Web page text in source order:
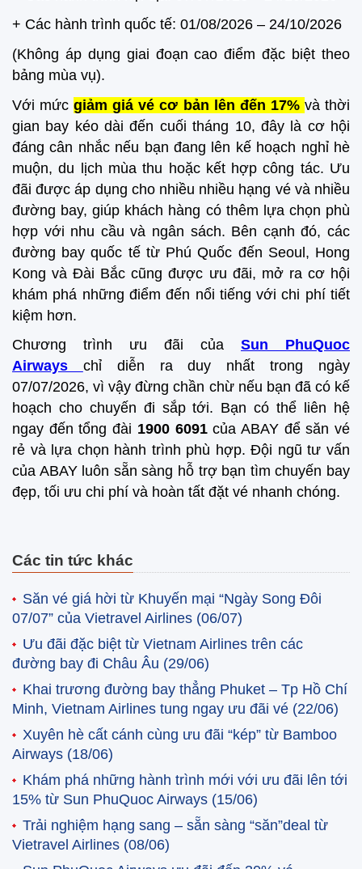
+ Các hành trình quốc tế: 01/08/2026 – 24/10/2026
(Không áp dụng giai đoạn cao điểm đặc biệt theo
bảng mùa vụ).
Với mứcgiảm giá vé cơ bản lên đến 17% và thời
gian bay kéo dài đến cuối tháng 10, đây là cơ hội
đáng cân nhắc nếu bạn đang lên kế hoạch nghỉ hè
muộn, du lịch mùa thu hoặc kết hợp công tác. Ưu
đãi được áp dụng cho nhiều nhiều hạng vé và nhiều
đường bay, giúp khách hàng có thêm lựa chọn phù
hợp với nhu cầu và ngân sách. Bên cạnh đó, các
đường bay quốc tế từ Phú Quốc đến Seoul, Hong
Kong và Đài Bắc cũng được ưu đãi, mở ra cơ hội
khám phá những điểm đến nổi tiếng với chi phí tiết
kiệm hơn.
Chương trình ưu đãi của Sun PhuQuoc
Airways
chỉ diễn ra duy nhất trong ngày
07/07/2026, vì vậy đừng chần chừ nếu bạn đã có kế
hoạch cho chuyến đi sắp tới. Bạn có thể liên hệ
ngay đến tổng đài 1900 6091của ABAY để săn vé
rẻ và lựa chọn hành trình phù hợp. Đội ngũ tư vấn
của ABAY luôn sẵn sàng hỗ trợ bạn tìm chuyến bay
đẹp, tối ưu chi phí và hoàn tất đặt vé nhanh chóng.
Các tin tức khác
Săn vé giá hời từ Khuyến mại “Ngày Song Đôi
07/07” của Vietravel Airlines (06/07)
Ưu đãi đặc biệt từ Vietnam Airlines trên các
đường bay đi Châu Âu (29/06)
Khai trương đường bay thẳng Phuket – Tp Hồ Chí
Minh, Vietnam Airlines tung ngay ưu đãi vé (22/06)
Xuyên hè cất cánh cùng ưu đãi “kép” từ Bamboo
Airways (18/06)
Khám phá những hành trình mới với ưu đãi lên tới
15% từ Sun PhuQuoc Airways (15/06)
Trải nghiệm hạng sang – sẵn sàng “săn”deal từ
Vietravel Airlines (08/06)